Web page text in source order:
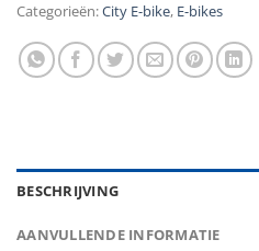
Categorieën:City E-bike, E-bikes
BESCHRIJVING
AANVULLENDE INFORMATIE